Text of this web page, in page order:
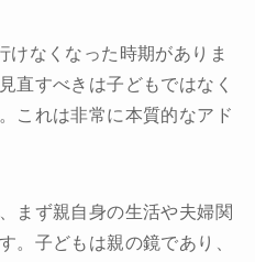
けなくなった時期がありま
直すべきは子どもではなく
これは非常に本質的なアド
まず親自身の生活や夫婦関
。子どもは親の鏡であり、